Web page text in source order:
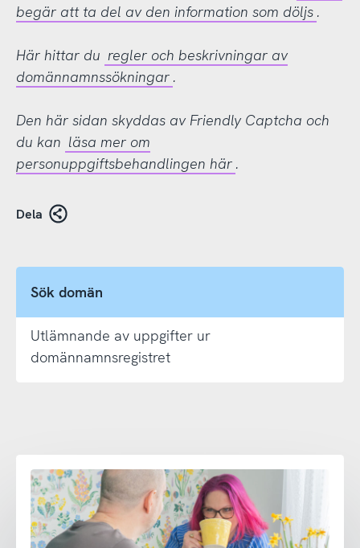
begär att ta del av den information som döljs .
Här hittar du regler och beskrivningar av
domännamnssökningar .
Den här sidan skyddas av Friendly Captcha och
du kan läsa mer om
personuppgiftsbehandlingen här .
Dela
Sök domän
Utlämnande av uppgifter ur
domännamnsregistret